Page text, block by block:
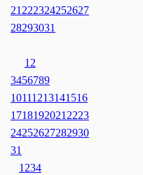
21 222324252627
28293031
1 2
3456789
10111213141516
1718192021 2223
24252627282930
31
1 234